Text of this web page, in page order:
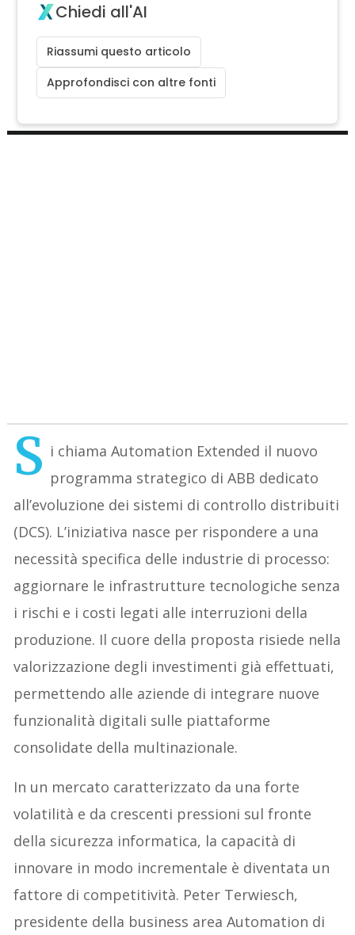
Chiedi all'AI
Riassumi questo articolo
Approfondisci con altre fonti
S i chiama Automation Extended il nuovo
programma strategico di ABB dedicato
all’evoluzione dei sistemi di controllo distribuiti
(DCS). L’iniziativa nasce per rispondere a una
necessità specifica delle industrie di processo:
aggiornare le infrastrutture tecnologiche senza
i rischi e i costi legati alle interruzioni della
produzione. Il cuore della proposta risiede nella
valorizzazione degli investimenti già effettuati,
permettendo alle aziende di integrare nuove
funzionalità digitali sulle piattaforme
consolidate della multinazionale.
In un mercato caratterizzato da una forte
volatilità e da crescenti pressioni sul fronte
della sicurezza informatica, la capacità di
innovare in modo incrementale è diventata un
fattore di competitività. Peter Terwiesch,
presidente della business area Automation di